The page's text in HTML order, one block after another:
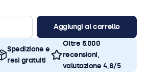
Aggiungi al carrello
Spedizione e
resi gratuiti
Oltre 5.000
recensioni,
valutazione 4,8/5